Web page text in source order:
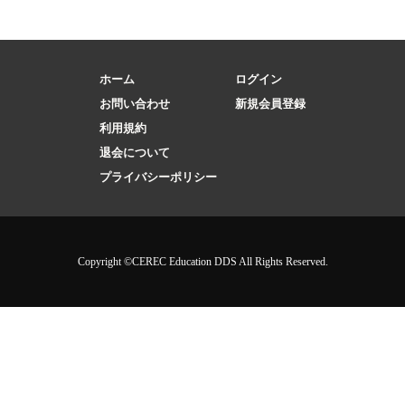
ホーム
お問い合わせ
利用規約
退会について
プライバシーポリシー
ログイン
新規会員登録
Copyright ©CEREC Education DDS All Rights Reserved.